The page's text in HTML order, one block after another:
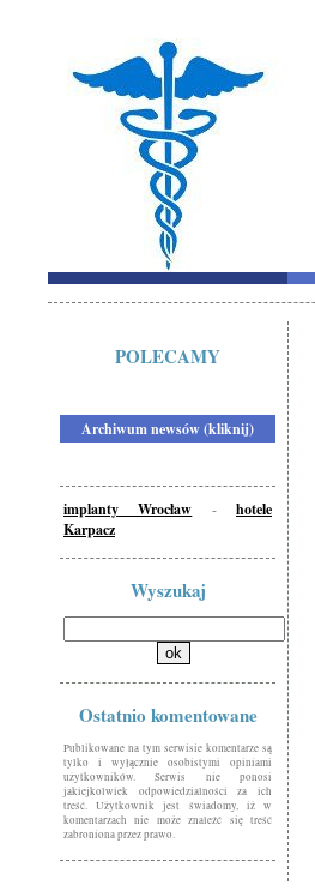
POLECAMY
Archiwum newsów (kliknij)
implanty Wrocław -hotele
Karpacz
Wyszukaj
Ostatnio komentowane
Publikowane na tym serwisie komentarze są
tylko i wyłącznie osobistymi opiniami
użytkowników. Serwis nie ponosi
jakiejkolwiek odpowiedzialności za ich
treść. Użytkownik jest świadomy, iż w
komentarzach nie może znaleźć się treść
zabroniona przez prawo.